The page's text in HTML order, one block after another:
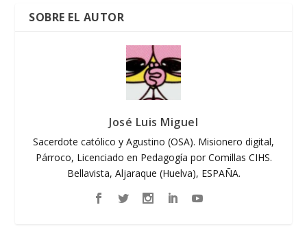
SOBRE EL AUTOR
José Luis Miguel
Sacerdote católico y Agustino (OSA). Misionero digital,
Párroco, Licenciado en Pedagogía por Comillas CIHS.
Bellavista, Aljaraque (Huelva), ESPAÑA.